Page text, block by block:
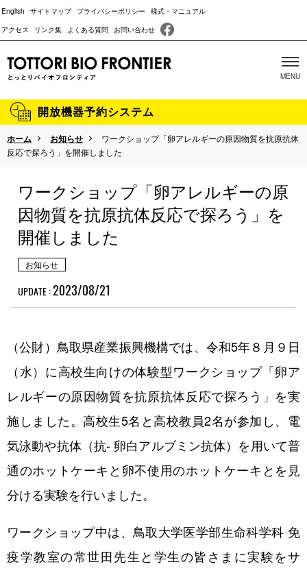
English サイトマップ プライバシーポリシー
様式・マニュアル
アクセス
リンク集 よくある質問 お問い合わせ
当施設について
沿革
成果報告
パンフレット
動物実験に関する情報開示
機器利用のご案内
レンタルラボのご案内
動物実験・遺伝子組換え実験のご案内
開放機器予約システム
ホーム お知らせ
ワークショップ「卵アレルギーの原因物質を抗原抗体
反応で探ろう」を開催しました
ワークショップ「卵アレルギーの原
因物質を抗原抗体反応で探ろう」を
開催しました
お知らせ
UPDATE :2023/08/21
（公財）鳥取県産業振興機構では、令和5年８月９日
（水）に高校生向けの体験型ワークショップ「卵ア
レルギーの原因物質を抗原抗体反応で探ろう」を実
施しました。高校生5名と高校教員2名が参加し、電
気泳動や抗体（抗- 卵白アルブミン抗体）を用いて普
通のホットケーキと卵不使用のホットケーキとを見
分ける実験を行いました。
ワークショップ中は、鳥取大学医学部生命科学科 免
疫学教室の常世田先生と学生の皆さまに実験をサ